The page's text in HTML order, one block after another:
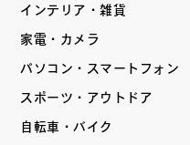
インテリア・雑貨
家電・カメラ
パソコン・スマートフォン
スポーツ・アウトドア
自転車・バイク